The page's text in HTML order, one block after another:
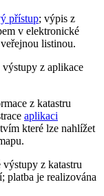
přístup; výpis z
v elektronické
listinou.
z aplikace
z katastru
aplikaci
které lze nahlížet
z katastru
platba je realizována